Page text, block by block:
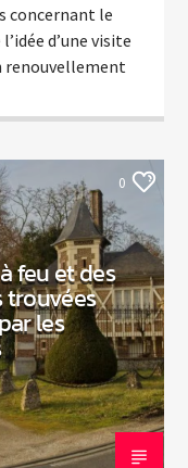
concernant le
d’une visite
renouvellement
0
feu et des
les